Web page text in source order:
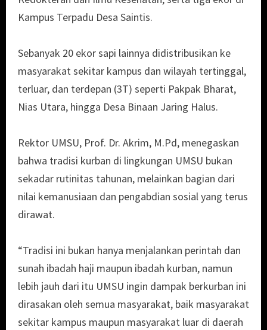
Kampus Terpadu Desa Saintis.
Sebanyak 20 ekor sapi lainnya didistribusikan ke
masyarakat sekitar kampus dan wilayah tertinggal,
terluar, dan terdepan (3T) seperti Pakpak Bharat,
Nias Utara, hingga Desa Binaan Jaring Halus.
Rektor UMSU, Prof. Dr. Akrim, M.Pd, menegaskan
bahwa tradisi kurban di lingkungan UMSU bukan
sekadar rutinitas tahunan, melainkan bagian dari
nilai kemanusiaan dan pengabdian sosial yang terus
dirawat.
“Tradisi ini bukan hanya menjalankan perintah dan
sunah ibadah haji maupun ibadah kurban, namun
lebih jauh dari itu UMSU ingin dampak berkurban ini
dirasakan oleh semua masyarakat, baik masyarakat
sekitar kampus maupun masyarakat luar di daerah